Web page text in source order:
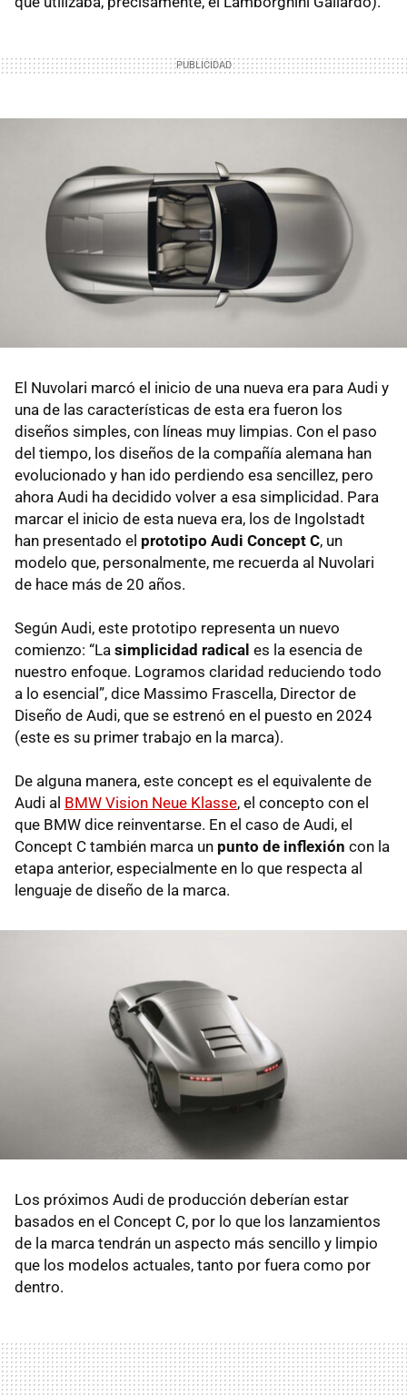
El Nuvolari marcó el inicio de una nueva era para Audi y
una de las características de esta era fueron los
diseños simples, con líneas muy limpias. Con el paso
del tiempo, los diseños de la compañía alemana han
evolucionado y han ido perdiendo esa sencillez, pero
ahora Audi ha decidido volver a esa simplicidad. Para
marcar el inicio de esta nueva era, los de Ingolstadt
han presentado el prototipo Audi Concept C, un
modelo que, personalmente, me recuerda al Nuvolari
de hace más de 20 años.
Según Audi, este prototipo representa un nuevo
comienzo: “La simplicidad radical es la esencia de
nuestro enfoque. Logramos claridad reduciendo todo
a lo esencial”, dice Massimo Frascella, Director de
Diseño de Audi, que se estrenó en el puesto en 2024
(este es su primer trabajo en la marca).
De alguna manera, este concept es el equivalente de
Audi al BMW Vision Neue Klasse, el concepto con el
que BMW dice reinventarse. En el caso de Audi, el
Concept C también marca un punto de inflexión con la
etapa anterior, especialmente en lo que respecta al
lenguaje de diseño de la marca.
Los próximos Audi de producción deberían estar
basados en el Concept C, por lo que los lanzamientos
de la marca tendrán un aspecto más sencillo y limpio
que los modelos actuales, tanto por fuera como por
dentro.